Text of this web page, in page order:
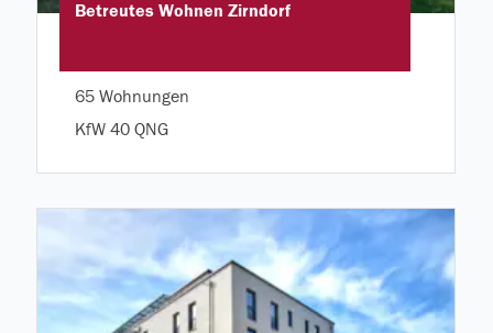
Betreutes Wohnen Zirndorf
65 Wohnungen
KfW 40 QNG